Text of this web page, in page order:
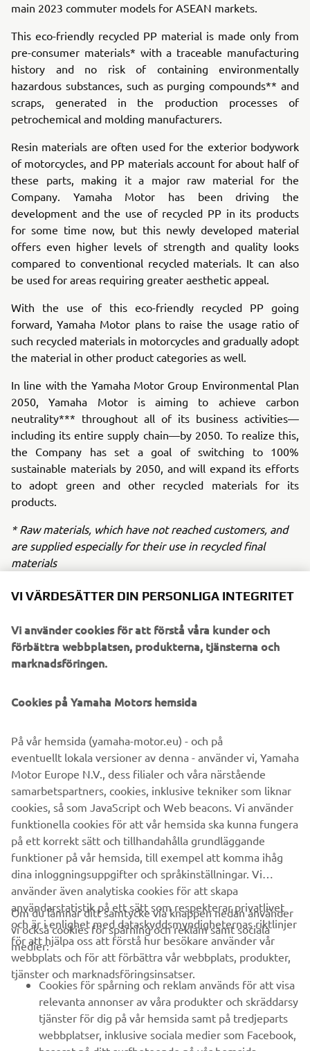
main 2023 commuter models for ASEAN markets.
This eco-friendly recycled PP material is made only from
pre-consumer materials* with a traceable manufacturing
history and no risk of containing environmentally
hazardous substances, such as purging compounds** and
scraps, generated in the production processes of
petrochemical and molding manufacturers.
Resin materials are often used for the exterior bodywork
of motorcycles, and PP materials account for about half of
these parts, making it a major raw material for the
Company. Yamaha Motor has been driving the
development and the use of recycled PP in its products
for some time now, but this newly developed material
offers even higher levels of strength and quality looks
compared to conventional recycled materials. It can also
be used for areas requiring greater aesthetic appeal.
With the use of this eco-friendly recycled PP going
forward, Yamaha Motor plans to raise the usage ratio of
such recycled materials in motorcycles and gradually adopt
the material in other product categories as well.
In line with the Yamaha Motor Group Environmental Plan
2050, Yamaha Motor is aiming to achieve carbon
neutrality*** throughout all of its business activities—
including its entire supply chain—by 2050. To realize this,
the Company has set a goal of switching to 100%
sustainable materials by 2050, and will expand its efforts
to adopt green and other recycled materials for its
products.
* Raw materials, which have not reached customers, and
are supplied especially for their use in recycled final
materials
** Intermediary materials produced during resin synthesis
(Scope 1 and 2) and emissions outside of these (Scope 3)
FÖRETAG
B2B
UTFORSKA YAMAHA
VI VÄRDESÄTTER DIN PERSONLIGA INTEGRITET
Vi använder cookies för att förstå våra kunder och
förbättra webbplatsen, produkterna, tjänsterna och
marknadsföringen.
Cookies på Yamaha Motors hemsida
På vår hemsida (yamaha-motor.eu) - och på
eventuellt lokala versioner av denna - använder vi, Yamaha
Motor Europe N.V., dess filialer och våra närstående
samarbetspartners, cookies, inklusive tekniker som liknar
cookies, så som JavaScript och Web beacons. Vi använder
funktionella cookies för att vår hemsida ska kunna fungera
på ett korrekt sätt och tillhandahålla grundläggande
funktioner på vår hemsida, till exempel att komma ihåg
dina inloggningsuppgifter och språkinställningar. Vi
använder även analytiska cookies för att skapa
användarstatistik på ett sätt som respekterar privatlivet
och är i enlighet med dataskyddsmyndigheternas riktlinjer
för att hjälpa oss att förstå hur besökare använder vår
webbplats och för att förbättra vår webbplats, produkter,
tjänster och marknadsföringsinsatser.
Om du lämnar ditt samtycke via knappen nedan använder
vi också cookies för spårning och reklam samt sociala
medier:
Cookies för spårning och reklam används för att visa
relevanta annonser av våra produkter och skräddarsy
tjänster för dig på vår hemsida samt på tredjeparts
webbplatser, inklusive sociala medier som Facebook,